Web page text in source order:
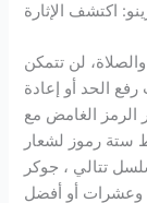
لن تتمكن
رفع الحد أو إعادة
عام 1839 ، قم بتدوير الرمز الغامض مع
تهبط ستة رموز لشعار
تتالي ، جوكر